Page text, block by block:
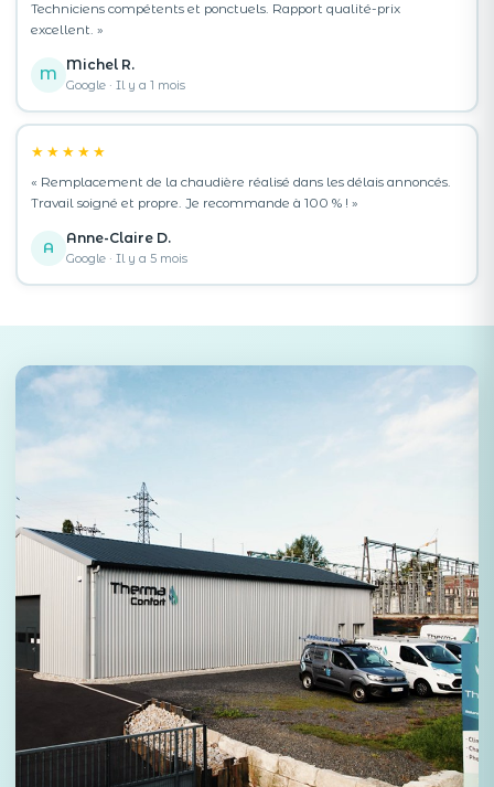
Techniciens compétents et ponctuels. Rapport qualité-prix
excellent. »
M
Michel R.
Google · Il y a 1 mois
★★★★★
« Remplacement de la chaudière réalisé dans les délais annoncés.
Travail soigné et propre. Je recommande à 100 % ! »
A
Anne-Claire D.
Google · Il y a 5 mois